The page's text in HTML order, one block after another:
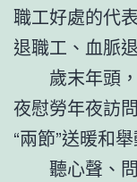
職工好處的代
退職工、血脈
歲末年頭
夜慰勞年夜訪
“兩節”送暖和
聽心聲、